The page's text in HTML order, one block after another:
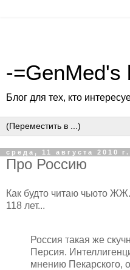
-=GenMed's
Блог для тех, кто
среда, 11 августа 2010 г.
Про Россию
Как будто читаю чьюто
118 лет...
Россия такая же
Персия.
мнению Пекарского,